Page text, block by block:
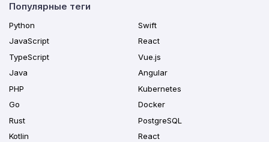
Популярные теги
Python
JavaScript
TypeScript
Java
PHP
Go
Rust
Kotlin
Swift
React
Vue.js
Angular
Kubernetes
Docker
PostgreSQL
React